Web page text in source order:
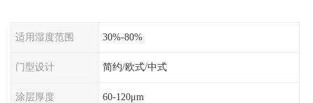
适用湿度范围 30%-80%
门型设计 简约/欧式/中式
涂层厚度 60-120μm